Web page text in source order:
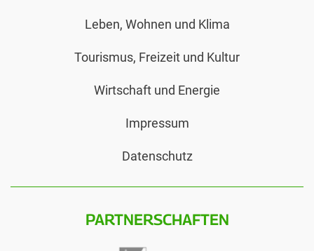
Leben, Wohnen und Klima
Tourismus, Freizeit und Kultur
Wirtschaft und Energie
Impressum
Datenschutz
PARTNERSCHAFTEN